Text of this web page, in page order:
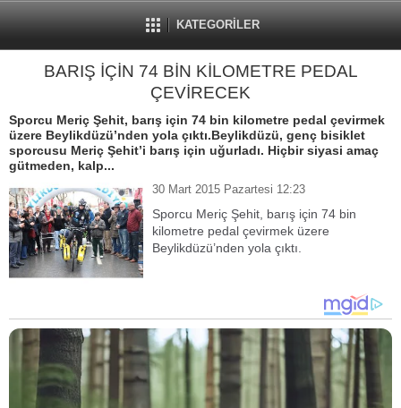
KATEGORİLER
BARIŞ İÇİN 74 BİN KİLOMETRE PEDAL
ÇEVİRECEK
Sporcu Meriç Şehit, barış için 74 bin kilometre pedal çevirmek
üzere Beylikdüzü’nden yola çıktı.Beylikdüzü, genç bisiklet
sporcusu Meriç Şehit’i barış için uğurladı. Hiçbir siyasi amaç
gütmeden, kalp...
30 Mart 2015 Pazartesi 12:23
Sporcu Meriç Şehit, barış için 74 bin
kilometre pedal çevirmek üzere
Beylikdüzü’nden yola çıktı.